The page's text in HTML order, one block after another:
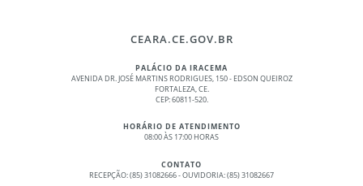
CEARA.CE.GOV.BR
PALÁCIO DA IRACEMA
AVENIDA DR. JOSÉ MARTINS RODRIGUES, 150 - EDSON QUEIROZ
FORTALEZA, CE.
CEP: 60811-520.
HORÁRIO DE ATENDIMENTO
08:00 ÀS 17:00 HORAS
CONTATO
RECEPÇÃO: (85) 31082666 - OUVIDORIA: (85) 31082667